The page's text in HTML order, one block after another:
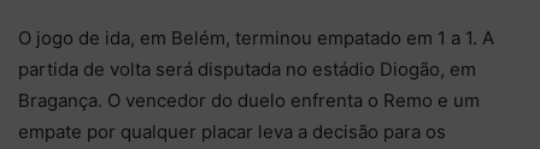
O jogo de ida, em Belém, terminou empatado em 1 a 1. A
partida de volta será disputada no estádio Diogão, em
Bragança. O vencedor do duelo enfrenta o Remo e um
empate por qualquer placar leva a decisão para os